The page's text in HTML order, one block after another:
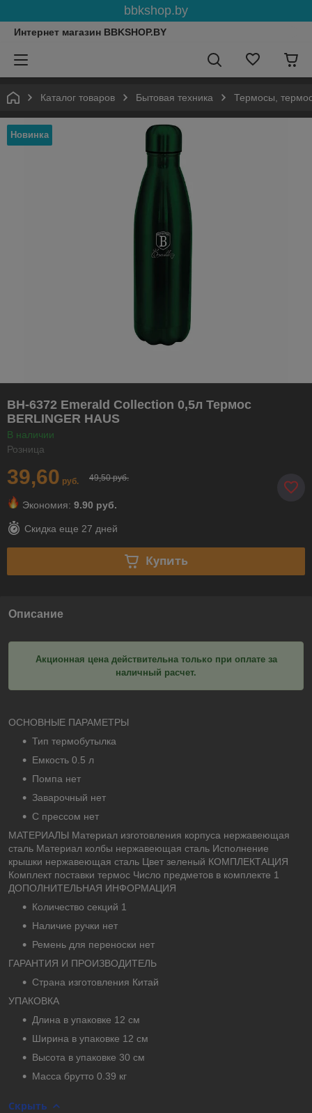
bbkshop.by
Интернет магазин BBKSHOP.BY
Каталог товаров Бытовая техника Термосы,
Новинка
BH-6372 Emerald Collection 0,5л Термос
BERLINGER HAUS
В наличии
Розница
39,60 руб. 49,50 руб.
Экономия: 9.90 руб.
Скидка еще 27 дней
Купить
Описание
Акционная цена действительна только при оплате за
наличный расчет.
ОСНОВНЫЕ ПАРАМЕТРЫ
Тип термобутылка
Емкость 0.5 л
Помпа нет
Заварочный нет
С прессом нет
МАТЕРИАЛЫ Материал изготовления корпуса нержавеющая
сталь Материал колбы нержавеющая сталь Исполнение
крышки нержавеющая сталь Цвет зеленый КОМПЛЕКТАЦИЯ
Комплект поставки термос Число предметов в комплекте 1
ДОПОЛНИТЕЛЬНАЯ ИНФОРМАЦИЯ
Количество секций 1
Наличие ручки нет
Ремень для переноски нет
ГАРАНТИЯ И ПРОИЗВОДИТЕЛЬ
Страна изготовления Китай
УПАКОВКА
Длина в упаковке 12 см
Ширина в упаковке 12 см
Высота в упаковке 30 см
Масса брутто 0.39 кг
Скрыть